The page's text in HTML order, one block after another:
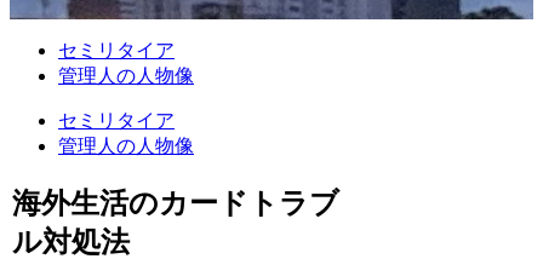
セミリタイア
管理人の人物像
セミリタイア
管理人の人物像
海外生活のカードトラブ
ル対処法